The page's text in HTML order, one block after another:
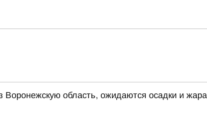
область, ожидаются осадки и жара